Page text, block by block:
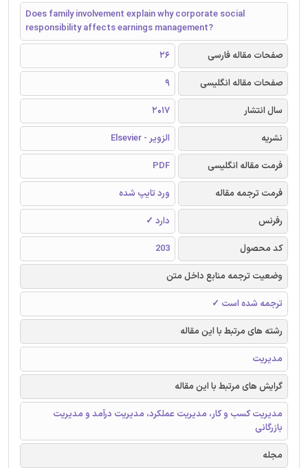
Does family involvement explain why corporate social
responsibility affects earnings management?
صفحات مقاله فارسی
26
صفحات مقاله انگلیسی
9
سال انتشار
2017
نشریه
الزویر - Elsevier
فرمت مقاله انگلیسی
PDF
فرمت ترجمه مقاله
ورد تایپ شده
رفرنس
دارد ✓
کد محصول
203
وضعیت ترجمه منابع داخل متن
ترجمه شده است ✓
رشته های مرتبط با این مقاله
مدیریت
گرایش های مرتبط با این مقاله
مدیریت کسب و کار، مدیریت عملکرد، مدیریت درآمد و مدیریت
بازرگانی
مجله